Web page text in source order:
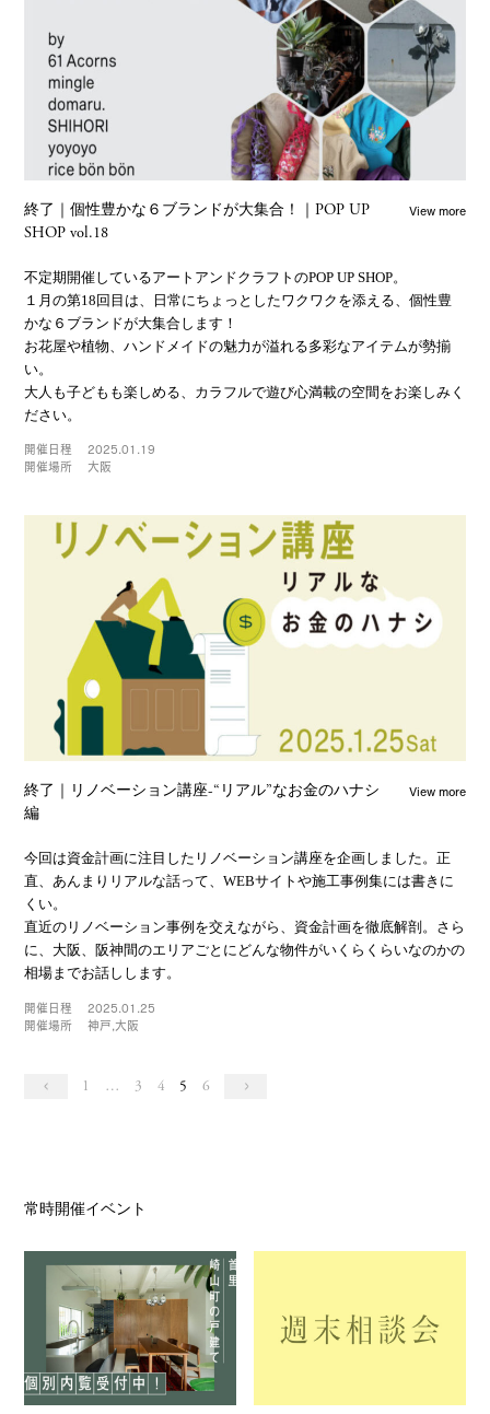
終了｜個性豊かな６ブランドが大集合！｜POP UP
SHOP vol.18
View more
不定期開催しているアートアンドクラフトのPOP UP SHOP。
１月の第18回目は、日常にちょっとしたワクワクを添える、個性豊
かな６ブランドが大集合します！
お花屋や植物、ハンドメイドの魅力が溢れる多彩なアイテムが勢揃
い。
大人も子どもも楽しめる、カラフルで遊び心満載の空間をお楽しみく
ださい。
開催日程
2025.01.19
開催場所
大阪
終了｜リノベーション講座-“リアル”なお金のハナシ
編
View more
今回は資金計画に注目したリノベーション講座を企画しました。正
直、あんまりリアルな話って、WEBサイトや施工事例集には書きに
くい。
直近のリノベーション事例を交えながら、資金計画を徹底解剖。さら
に、大阪、阪神間のエリアごとにどんな物件がいくらくらいなのかの
相場までお話しします。
開催日程
2025.01.25
開催場所
神戸,大阪
«
1 … 3 4 5 6
常時開催イベント